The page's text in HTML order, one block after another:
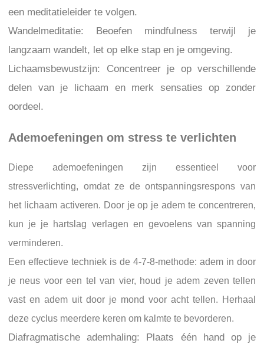
een meditatieleider te volgen.
Wandelmeditatie: Beoefen mindfulness terwijl je
langzaam wandelt, let op elke stap en je omgeving.
Lichaamsbewustzijn: Concentreer je op verschillende
delen van je lichaam en merk sensaties op zonder
oordeel.
Ademoefeningen om stress te verlichten
Diepe ademoefeningen zijn essentieel voor
stressverlichting, omdat ze de ontspanningsrespons van
het lichaam activeren. Door je op je adem te concentreren,
kun je je hartslag verlagen en gevoelens van spanning
verminderen.
Een effectieve techniek is de 4-7-8-methode: adem in door
je neus voor een tel van vier, houd je adem zeven tellen
vast en adem uit door je mond voor acht tellen. Herhaal
deze cyclus meerdere keren om kalmte te bevorderen.
Diafragmatische ademhaling: Plaats één hand op je